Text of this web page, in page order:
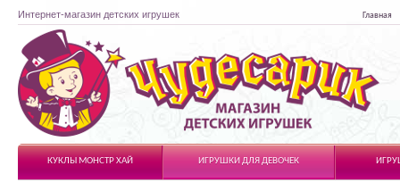
Интернет-магазин детских игрушек Главная
Чудесарик
КУКЛЫ МОНСТР ХАЙ
ИГРУШКИ ДЛЯ ДЕВОЧЕК